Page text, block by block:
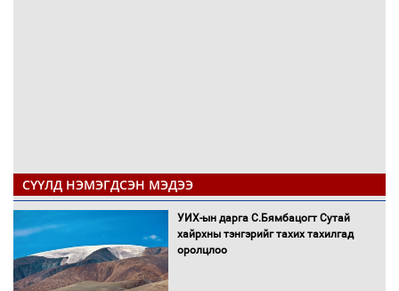
СҮҮЛД НЭМЭГДСЭН МЭДЭЭ
УИХ-ын дарга С.Бямбацогт Сутай
хайрхны тэнгэрийг тахих тахилгад
оролцлоо